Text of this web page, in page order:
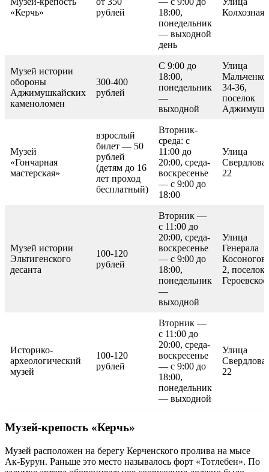
«Керчь»
рублей
18:00,
понедельник
— выходной
день
Колхозная,
Музей истории
обороны
Аджимушкайских
каменоломен
300-400
рублей
С 9:00 до
18:00,
понедельник
—
выходной
Улица
Мальченко,
34-36,
поселок
Музей
«Гончарная
мастерская»
взрослый
билет — 50
рублей
(детям до 16
лет проход
бесплатный)
Вторник-
среда: с
11:00 до
20:00, среда-
воскресенье
— с 9:00 до
18:00
Улица
Свердлова,
22
Музей истории
Эльтигенского
десанта
100-120
рублей
Вторник —
с 11:00 до
20:00, среда-
воскресенье
— с 9:00 до
18:00,
понедельник
—
выходной
Улица
Генерала
2, поселок
Героевское
Историко-
археологический
музей
100-120
рублей
Вторник —
с 11:00 до
20:00, среда-
воскресенье
— с 9:00 до
18:00,
понедельник
— выходной
Улица
Свердлова,
22
Музей-крепость «Керчь»
Музей расположен на берегу Керченского пролива на мысе
Ак-Бурун. Раньше это место называлось форт «Тотлебен». По